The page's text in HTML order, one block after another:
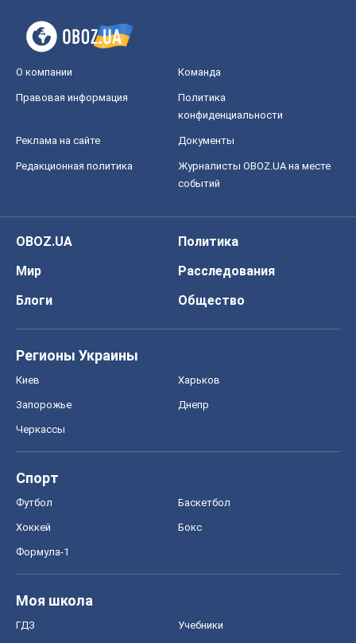
О компании Команда
Правовая информация
Политика
конфиденциальности
Реклама на сайте Документы
Редакционная политика
Журналисты OBOZ.UA на месте
событий
OBOZ.UA
Политика
Мир
Расследования
Блоги
Общество
Регионы Украины
Киев Харьков
Запорожье Днепр
Черкассы
Спорт
Футбол Баскетбол
Хоккей Бокс
Формула-1
Моя школа
ГДЗ Учебники